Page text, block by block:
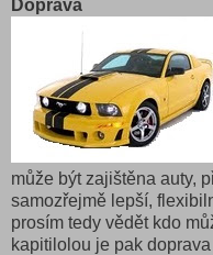
Doprava
může být zajištěna auty,
samozřejmě lepší,
prosím tedy vědět kdo
kapitilolou je pak